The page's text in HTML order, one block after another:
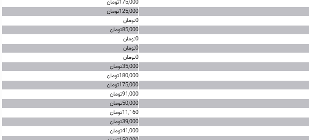
175,000تومان
125,000تومان
0تومان
85,000تومان
0تومان
0تومان
0تومان
35,000تومان
180,000تومان
175,000تومان
91,000تومان
50,000تومان
11,160تومان
39,000تومان
41,000تومان